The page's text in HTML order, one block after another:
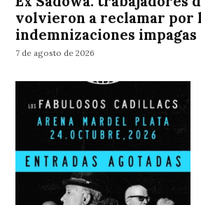
volvieron a reclamar por
indemnizaciones impagas
7 de agosto de 2026